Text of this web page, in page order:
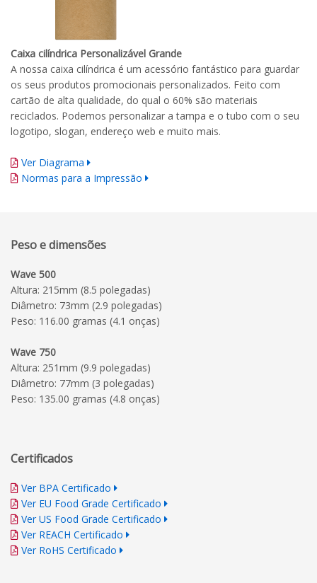
Caixa cilíndrica Personalizável Grande
A nossa caixa cilíndrica é um acessório fantástico para guardar
os seus produtos promocionais personalizados. Feito com
cartão de alta qualidade, do qual o 60% são materiais
reciclados. Podemos personalizar a tampa e o tubo com o seu
logotipo, slogan, endereço web e muito mais.
Ver Diagrama
Normas para a Impressão
Peso e dimensões
Wave 500
Altura: 215mm (8.5 polegadas)
Diâmetro: 73mm (2.9 polegadas)
Peso: 116.00 gramas (4.1 onças)
Wave 750
Altura: 251mm (9.9 polegadas)
Diâmetro: 77mm (3 polegadas)
Peso: 135.00 gramas (4.8 onças)
Certificados
Ver BPA Certificado
Ver EU Food Grade Certificado
Ver US Food Grade Certificado
Ver REACH Certificado
Ver RoHS Certificado